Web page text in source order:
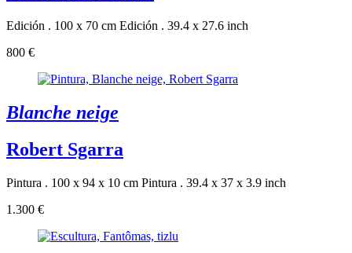
Edición . 100 x 70 cm Edición . 39.4 x 27.6 inch
800 €
Blanche neige
Robert Sgarra
Pintura . 100 x 94 x 10 cm Pintura . 39.4 x 37 x 3.9 inch
1.300 €